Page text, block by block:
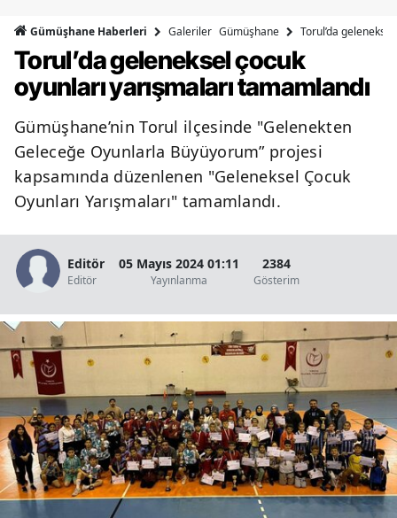
Bingöl
Bitlis
Bolu
Bursa
Çanakkale
Çankırı
Denizli
Edirne
Elazığ
Erzincan
Gümüşhane Haberleri Galeriler Gümüşhane Torul’da
Torul’da geleneksel çocuk
oyunları yarışmaları tamamlandı
Gümüşhane’nin Torul ilçesinde "Gelenekten
Geleceğe Oyunlarla Büyüyorum” projesi
kapsamında düzenlenen "Geleneksel Çocuk
Oyunları Yarışmaları" tamamlandı.
Editör
Editör
05 Mayıs 2024 01:11
Yayınlanma
2384
Gösterim